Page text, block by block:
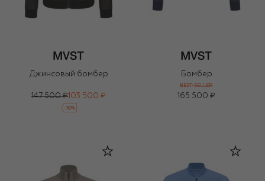
Джинсовый бомбер
147 500 ₽ 103 500 ₽
-30%
Бомбер
BEST-SELLER
165 500 ₽